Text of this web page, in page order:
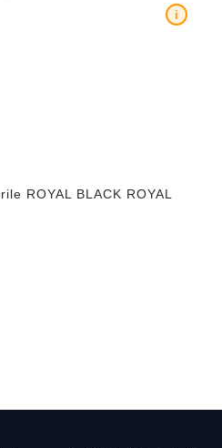
ROYAL BLACK ROYAL
i